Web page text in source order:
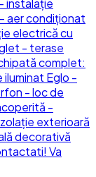
instalație
aer condiționat
electrică cu
- terase
complet:
Eglo -
- loc de
-
exterioară
decorativă
Va